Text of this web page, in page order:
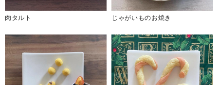
肉タルト じゃがいものお焼き